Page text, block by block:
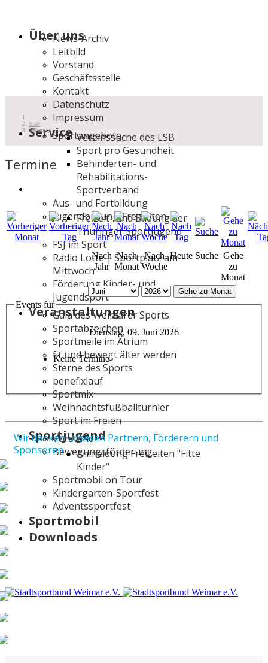
Über uns
News-Archiv
Leitbild
Vorstand
Geschäftsstelle
Kontakt
Datenschutz
Impressum
ServiceSportangebote
Vereinssuche des LSB
Sport pro Gesundheit
Behinderten- und
Rehabilitations-
Sportverband
Aus- und Fortbildung
Jugendbildung/Freizeiten
Freizeit- und Bildung der
Thüringer Sportjugend
FSJ im Sport
Radio Lotte | Sportplatz am
Mittwoch
Förderung Kinder- und
Jugendsport
Veranstaltungen
Gala des Weimarer Sports
Sportabzeichen
Sportmeile im Atrium
fit und bewegt älter werden
Sterne des Sports
benefixlauf
Sportmix
Weihnachtsfußballturnier
Sport im Freien
Sportjugend
Vorstand
Bewegungsförderung
Anmeldung Freizeiten "Fitte
Kinder"
Sportmobil on Tour
Kindergarten-Sportfest
Adventssportfest
Sportmobil
Downloads
Start
Termine
Termine
Nach
Jahr
Nach
Monat
Nach
Woche
Heute Suche Gehe
zu
Monat
Gehe zu Monat
Events für
Dienstag, 09. Juni 2026
Keine Termine
Wir danken unseren Partnern, Förderern und
Sponsoren